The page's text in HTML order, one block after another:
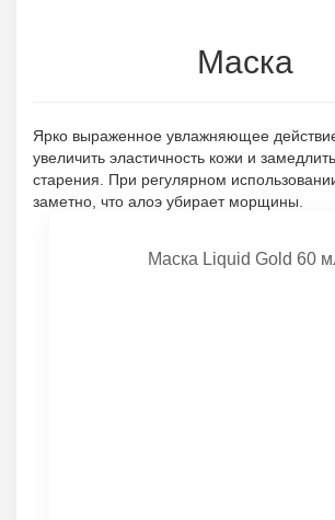
Маска
Ярко выраженное увлажняющее
увеличить эластичность кожи и
старения. При регулярном
заметно, что алоэ убирает морщины.
Маска Liquid Gold 60